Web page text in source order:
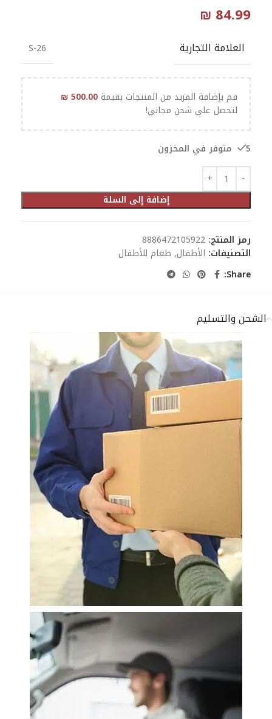
₪ 84.99
العلامة التجارية S-26
قم بإضافة المزيد من المنتجات بقيمة ₪500.00
لتحصل على شحن مجاني!
5 متوفر في المخزون
إضافة إلى السلة
رمز المنتج: 8886472105922
التصنيفات: الأطفال, طعام للأطفال
Share:
الشحن والتسليم